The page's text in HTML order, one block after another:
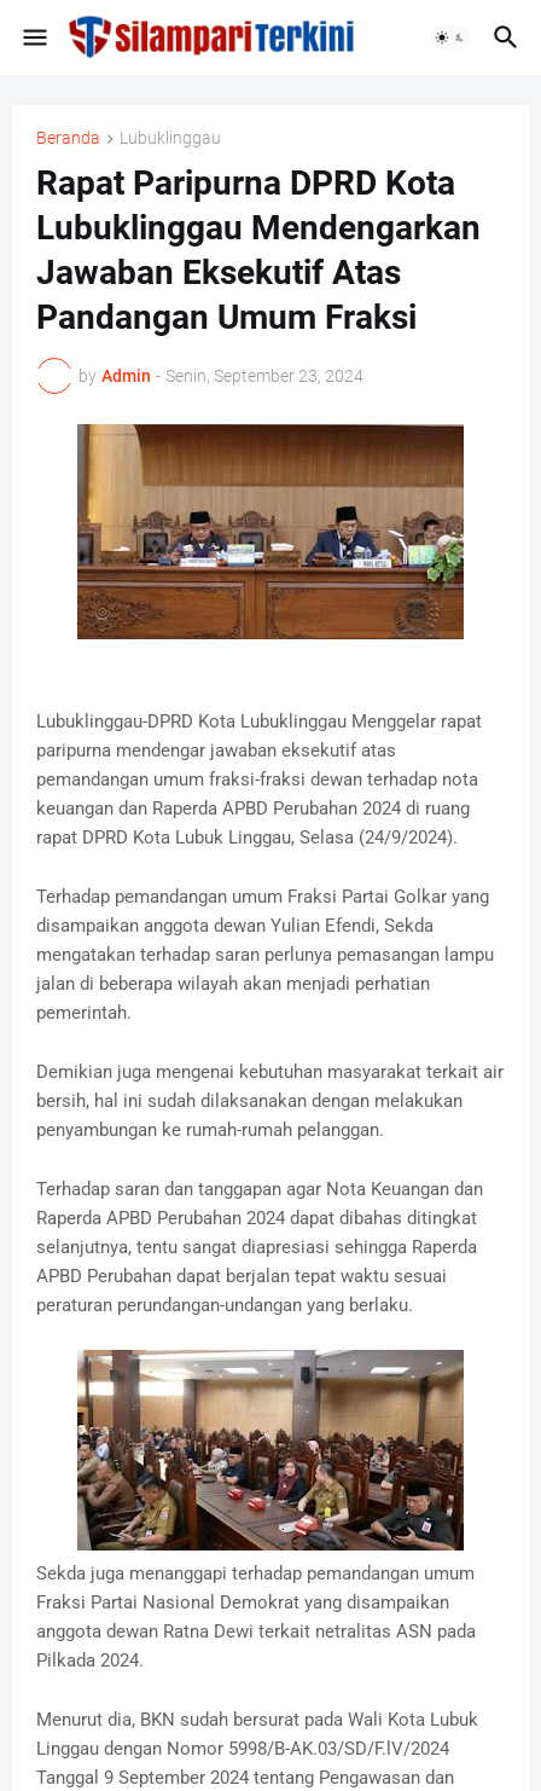
Beranda Lubuklinggau
Rapat Paripurna DPRD Kota
Lubuklinggau Mendengarkan
Jawaban Eksekutif Atas
Pandangan Umum Fraksi
by Admin - Senin, September 23, 2024
Lubuklinggau-DPRD Kota Lubuklinggau Menggelar rapat
paripurna mendengar jawaban eksekutif atas
pemandangan umum fraksi-fraksi dewan terhadap nota
keuangan dan Raperda APBD Perubahan 2024 di ruang
rapat DPRD Kota Lubuk Linggau, Selasa (24/9/2024).
Terhadap pemandangan umum Fraksi Partai Golkar yang
disampaikan anggota dewan Yulian Efendi, Sekda
mengatakan terhadap saran perlunya pemasangan lampu
jalan di beberapa wilayah akan menjadi perhatian
pemerintah.
Demikian juga mengenai kebutuhan masyarakat terkait air
bersih, hal ini sudah dilaksanakan dengan melakukan
penyambungan ke rumah-rumah pelanggan.
Terhadap saran dan tanggapan agar Nota Keuangan dan
Raperda APBD Perubahan 2024 dapat dibahas ditingkat
selanjutnya, tentu sangat diapresiasi sehingga Raperda
APBD Perubahan dapat berjalan tepat waktu sesuai
peraturan perundangan-undangan yang berlaku.
Sekda juga menanggapi terhadap pemandangan umum
Fraksi Partai Nasional Demokrat yang disampaikan
anggota dewan Ratna Dewi terkait netralitas ASN pada
Pilkada 2024.
Menurut dia, BKN sudah bersurat pada Wali Kota Lubuk
Linggau dengan Nomor 5998/B-AK.03/SD/F.lV/2024
Tanggal 9 September 2024 tentang Pengawasan dan